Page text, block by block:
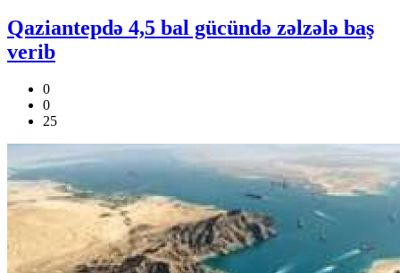
Qaziantepdə 4,5 bal gücündə zəlzələ baş
verib
0
0
25